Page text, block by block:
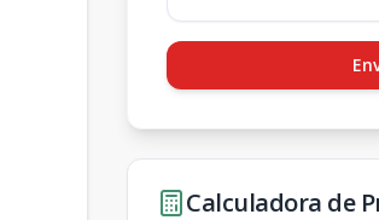
Calculadora de